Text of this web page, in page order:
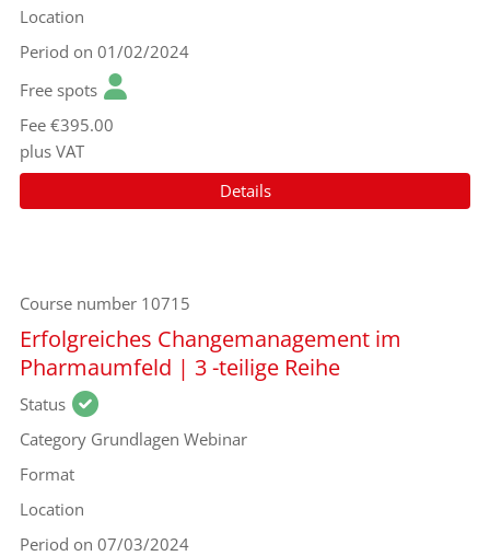
Location
Period on 01/02/2024
Free spots
Fee €395.00
plus VAT
Details
Course number 10715
Erfolgreiches Changemanagement im
Pharmaumfeld | 3 -teilige Reihe
Status
Category Grundlagen Webinar
Format
Location
Period on 07/03/2024